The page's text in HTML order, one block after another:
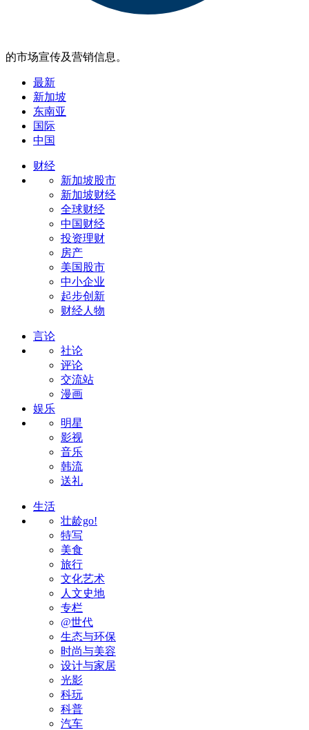
的市场宣传及营销信息。
最新
新加坡
东南亚
国际
中国
财经
新加坡股市
新加坡财经
全球财经
中国财经
投资理财
房产
美国股市
中小企业
起步创新
财经人物
言论
社论
评论
交流站
漫画
娱乐
明星
影视
音乐
韩流
送礼
生活
壮龄go!
特写
美食
旅行
文化艺术
人文史地
专栏
@世代
生态与环保
时尚与美容
设计与家居
光影
科玩
科普
汽车